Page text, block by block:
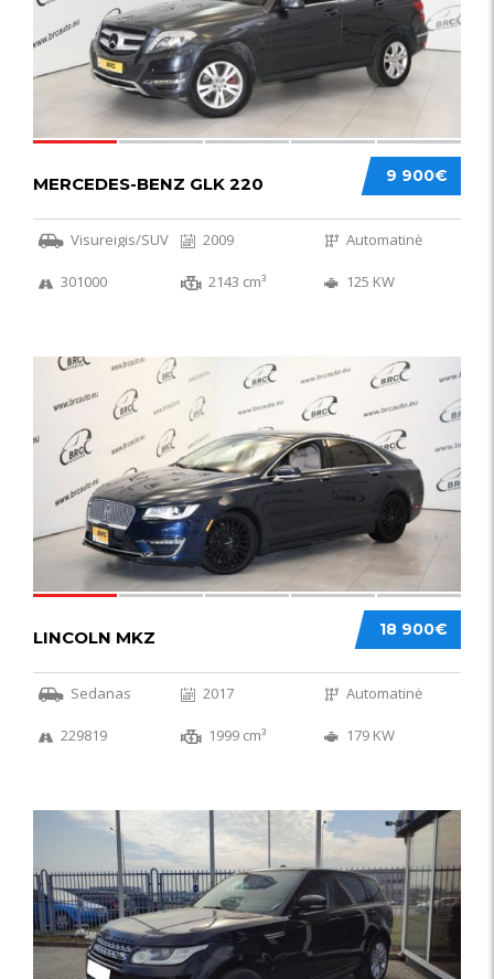
9 900€
MERCEDES-BENZ GLK 220
Visureigis/SUV 2009 Automatinė
301000 2143 cm³ 125 KW
18 900€
LINCOLN MKZ
Sedanas 2017 Automatinė
229819 1999 cm³ 179 KW